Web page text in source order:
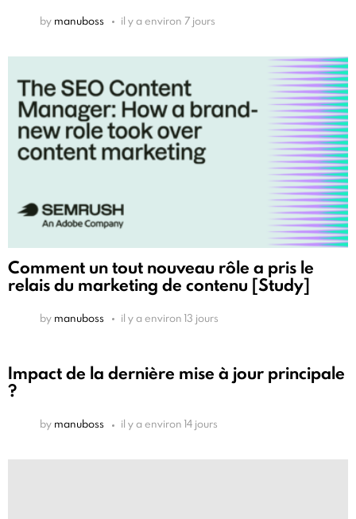
by manuboss il y a environ 7 jours
Comment un tout nouveau rôle a pris le
relais du marketing de contenu [Study]
by manuboss il y a environ 13 jours
Impact de la dernière mise à jour principale
?
by manuboss il y a environ 14 jours